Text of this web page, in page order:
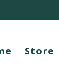
Store